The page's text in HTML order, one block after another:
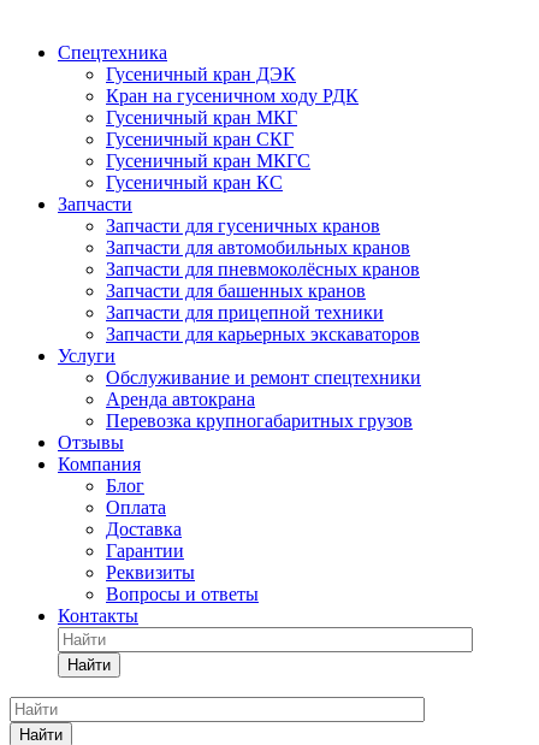
Спецтехника
Гусеничный кран ДЭК
Кран на гусеничном ходу РДК
Гусеничный кран МКГ
Гусеничный кран СКГ
Гусеничный кран МКГС
Гусеничный кран КС
Запчасти
Запчасти для гусеничных кранов
Запчасти для автомобильных кранов
Запчасти для пневмоколёсных кранов
Запчасти для башенных кранов
Запчасти для прицепной техники
Запчасти для карьерных экскаваторов
Услуги
Обслуживание и ремонт спецтехники
Аренда автокрана
Перевозка крупногабаритных грузов
Отзывы
Компания
Блог
Оплата
Доставка
Гарантии
Реквизиты
Вопросы и ответы
Контакты
Найти
Найти